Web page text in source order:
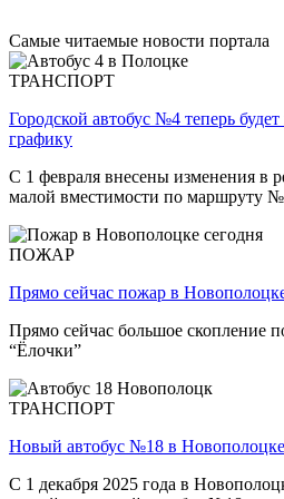
Самые читаемые новости портала
ТРАНСПОРТ
Городской автобус №4 теперь
графику
С 1 февраля внесены изменения в
малой вместимости по маршруту
ПОЖАР
Прямо сейчас пожар в
Прямо сейчас большое скопление
“Ёлочки”
ТРАНСПОРТ
Новый автобус №18 в
С 1 декабря 2025 года в